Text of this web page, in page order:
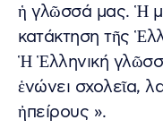
ἡ γλῶσσά μας. Ἡ
κατάκτηση τῆς
Ἡ Ἑλληνική
ἑνώνει σχολεῖα,
ἠπείρους ».